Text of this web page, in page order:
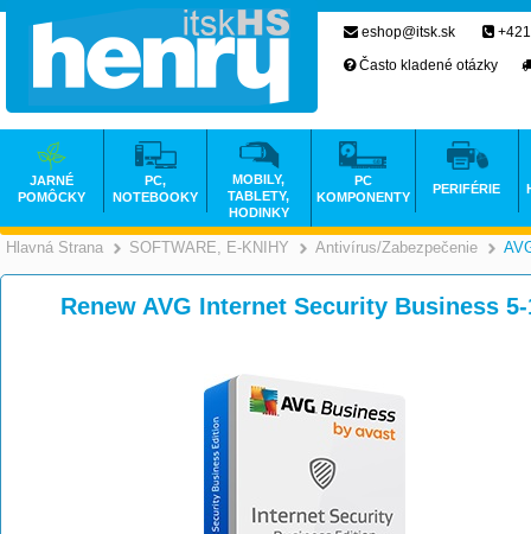
Hlavná Strana >
SOFTWARE, E-KNIHY >
Antivírus/Zabezpečenie
Renew AVG Internet Security Business 5-
eshop@itsk.sk
Často kladené otázky
JARNÉ
POMÔCKY
PC,
NOTEBOOKY
MOBILY,
TABLETY,
HODINKY
PC
KOMPONENTY
PERIFÉRIE